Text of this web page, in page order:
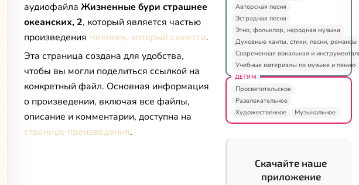
аудиофайла Жизненные бури страшнее
океанских, 2, который является частью
произведения Человек, который смеется.
Эта страница создана для удобства,
чтобы вы могли поделиться ссылкой на
конкретный файл. Основная информация
о произведении, включая все файлы,
описание и комментарии, доступна на
странице произведения.
Авторская песня
Эстрадная песня
Этно, фольклор, народная музыка
Духовные канты, стихи, песни, романсы
Современная вокальная и
Учебные материалы по музыке и пению
ДЕТЯМ
Просветительское
Развлекательное
Художественное
Музыкальное
Скачайте наше
приложение